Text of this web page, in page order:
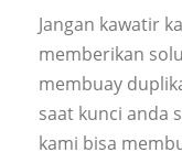
Jangan kawatir
memberikan
membuay
saat kunci anda
kami bisa